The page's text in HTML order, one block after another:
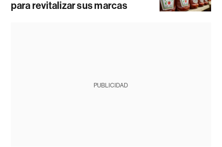
para revitalizar sus marcas
PUBLICIDAD